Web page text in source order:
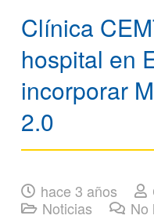
Clínica
hospital en
incorporar
2.0
hace 3 años
Noticias
No